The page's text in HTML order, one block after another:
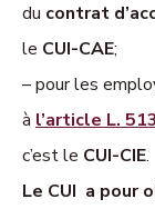
du contrat
le CUI-CAE;
–pour les
à l’article L.
c’est le CUI-CIE.
Le CUI a pour